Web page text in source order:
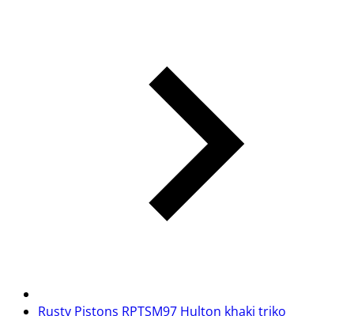
Rusty Pistons RPTSM97 Hulton khaki triko